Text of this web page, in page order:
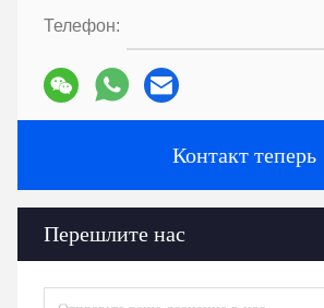
Телефон:
Контакт теперь
Перешлите нас